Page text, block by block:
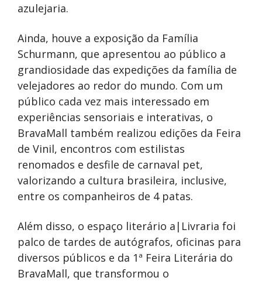
azulejaria.
Ainda, houve a exposição da Família
Schurmann, que apresentou ao público a
grandiosidade das expedições da família de
velejadores ao redor do mundo. Com um
público cada vez mais interessado em
experiências sensoriais e interativas, o
BravaMall também realizou edições da Feira
de Vinil, encontros com estilistas
renomados e desfile de carnaval pet,
valorizando a cultura brasileira, inclusive,
entre os companheiros de 4 patas.
Além disso, o espaço literário a|Livraria foi
palco de tardes de autógrafos, oficinas para
diversos públicos e da 1ª Feira Literária do
BravaMall, que transformou o